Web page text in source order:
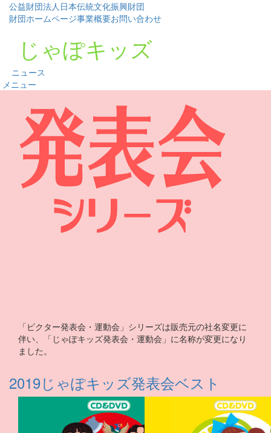
公益財団法人日本伝統文化振興財団
財団ホームページ事業概要お問い合わせ
じゃぽキッズ
ニュース
メニュー
「ビクター発表会・運動会」シリーズは販売元の社名変更に
伴い、「じゃぽキッズ発表会・運動会」に名称が変更になり
ました。
2019じゃぽキッズ発表会ベスト